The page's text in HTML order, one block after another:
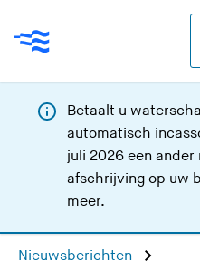
Betaalt u
automatisch
juli 2026 een
afschrijving op uw
meer.
Nieuwsberichten